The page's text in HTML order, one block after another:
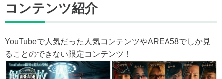
コンテンツ紹介
YouTubeで人気だった人気コンテンツやAREA58でしか見
ることのできない限定コンテンツ！